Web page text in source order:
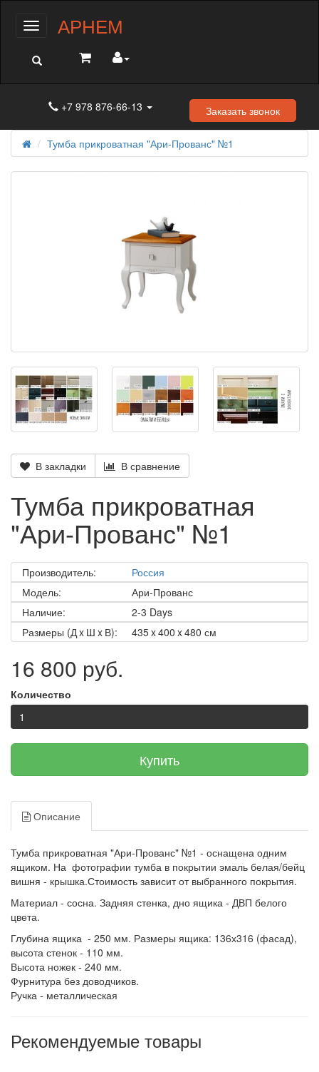
МенюАРНЕМ
+7 978 876-66-13 Заказать звонок
Тумба прикроватная "Ари-Прованс" №1
В закладки В сравнение
Тумба прикроватная
"Ари-Прованс" №1
Производитель:
Россия
Модель:
Ари-Прованс
Наличие:
2-3 Days
Размеры (Д x Ш x В):
435 x 400 x 480 см
16 800 руб.
Количество
Купить
Описание
Тумба прикроватная "Ари-Прованс" №1 - оснащена одним
ящиком. На фотографии тумба в покрытии эмаль белая/бейц
вишня - крышка.Стоимость зависит от выбранного покрытия.
Материал - сосна. Задняя стенка, дно ящика - ДВП белого
цвета.
Глубина ящика - 250 мм. Размеры ящика: 136х316 (фасад),
высота стенок - 110 мм.
Высота ножек - 240 мм.
Фурнитура без доводчиков.
Ручка - металлическая
Рекомендуемые товары